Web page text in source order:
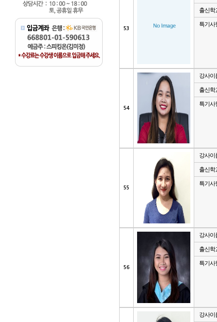
53
출신학
특기사
54
강사이
출신학
특기사
55
강사이
출신학
특기사
56
강사이
출신학
특기사
강사이